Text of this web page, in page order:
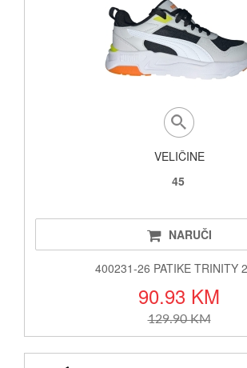
VELIČINE
45
NARUČI
400231-26 PATIKE TRINITY
90.93 KM
129.90 KM